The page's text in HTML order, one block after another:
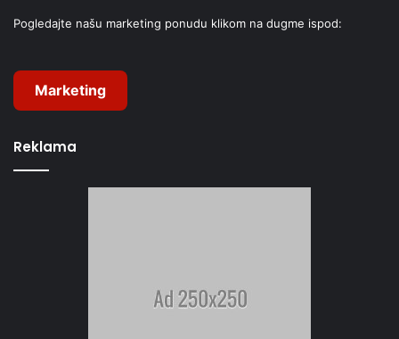
Pogledajte našu marketing ponudu klikom na dugme ispod:
Marketing
Reklama